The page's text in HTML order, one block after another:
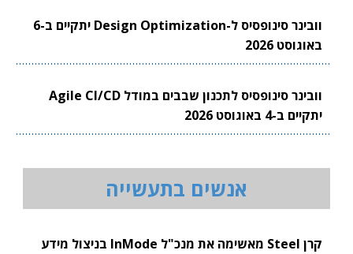
וובינר סינופסיס ל-Design Optimization יתקיים ב-6
באוגוסט 2026
וובינר סינופסיס לתכנון שבבים במודל Agile CI/CD
יתקיים ב-4 באוגוסט 2026
אנשים בתעשייה
קרן Steel מאשימה את מנכ"ל InMode בניצול מידע